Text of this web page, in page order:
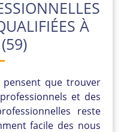
À
pensent que trouver
et des
reste
facile des nous